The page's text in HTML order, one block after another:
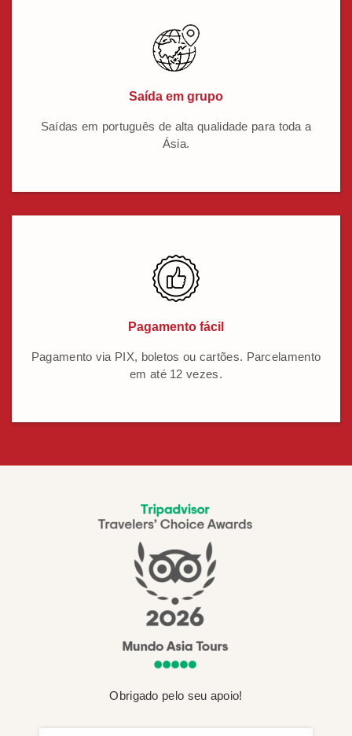
Saída em grupo
Saídas em português de alta qualidade para toda a
Ásia.
Pagamento fácil
Pagamento via PIX, boletos ou cartões. Parcelamento
em até 12 vezes.
Obrigado pelo seu apoio!